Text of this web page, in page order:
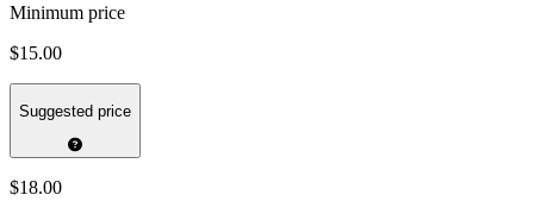
Minimum price
$15.00
Suggested price
$18.00